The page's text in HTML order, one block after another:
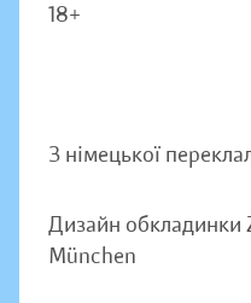
18+
З німецької
Дизайн обкладинки
München